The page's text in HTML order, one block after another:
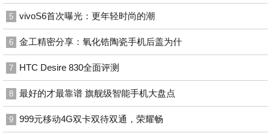
5 vivoS6首次曝光：更年轻时尚的潮
6 金工精密分享：氧化锆陶瓷手机后盖为什
7 HTC Desire 830全面评测
8 最好的才最靠谱 旗舰级智能手机大盘点
9 999元移动4G双卡双待双通，荣耀畅